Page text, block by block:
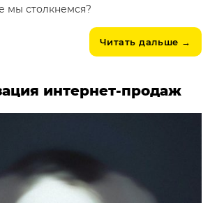
мы столкнемся?
Читать дальше →
интернет-продаж